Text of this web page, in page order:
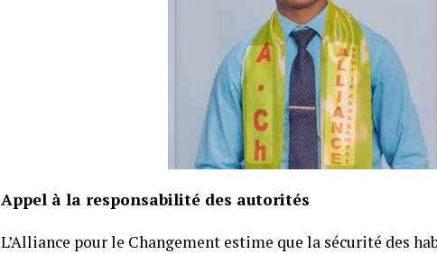
Appel à la responsabilité des autorités
L’Alliance pour le Changement estime que la sécurité des